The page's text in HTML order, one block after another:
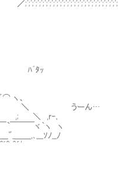
ﾞﾀｯ
ーん…
＼ ,rｰ､
￣￣ヾ｀ヽ ヽ
＿＿,､___ｿﾉ__ﾉ
＾ ＾´'